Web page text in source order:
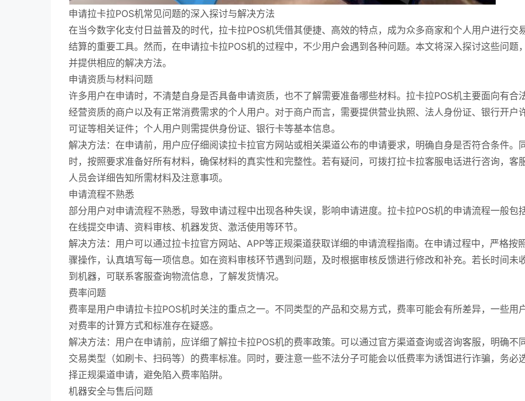
申请拉卡拉POS机常见问题的深入探讨与解决方法
在当今数字化支付日益普及的时代，拉卡拉POS机凭借其便捷、高效的特点，成为众多商家和个人用户进行交
结算的重要工具。然而，在申请拉卡拉POS机的过程中，不少用户会遇到各种问题。本文将深入探讨这些问题，
并提供相应的解决方法。
申请资质与材料问题
许多用户在申请时，不清楚自身是否具备申请资质，也不了解需要准备哪些材料。拉卡拉POS机主要面向有合
经营资质的商户以及有正常消费需求的个人用户。对于商户而言，需要提供营业执照、法人身份证、银行开户
可证等相关证件；个人用户则需提供身份证、银行卡等基本信息。
解决方法：在申请前，用户应仔细阅读拉卡拉官方网站或相关渠道公布的申请要求，明确自身是否符合条件。
时，按照要求准备好所有材料，确保材料的真实性和完整性。若有疑问，可拨打拉卡拉客服电话进行咨询，客
人员会详细告知所需材料及注意事项。
申请流程不熟悉
部分用户对申请流程不熟悉，导致申请过程中出现各种失误，影响申请进度。拉卡拉POS机的申请流程一般包
在线提交申请、资料审核、机器发货、激活使用等环节。
解决方法：用户可以通过拉卡拉官方网站、APP等正规渠道获取详细的申请流程指南。在申请过程中，严格按
骤操作，认真填写每一项信息。如在资料审核环节遇到问题，及时根据审核反馈进行修改和补充。若长时间未
到机器，可联系客服查询物流信息，了解发货情况。
费率问题
费率是用户申请拉卡拉POS机时关注的重点之一。不同类型的产品和交易方式，费率可能会有所差异，一些用
对费率的计算方式和标准存在疑惑。
解决方法：用户在申请前，应详细了解拉卡拉POS机的费率政策。可以通过官方渠道查询或咨询客服，明确不
交易类型（如刷卡、扫码等）的费率标准。同时，要注意一些不法分子可能会以低费率为诱饵进行诈骗，务必
择正规渠道申请，避免陷入费率陷阱。
机器安全与售后问题